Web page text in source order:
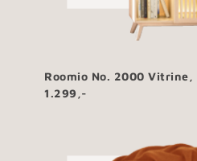
Roomio No. 2000 Vitrine,
1.299,-